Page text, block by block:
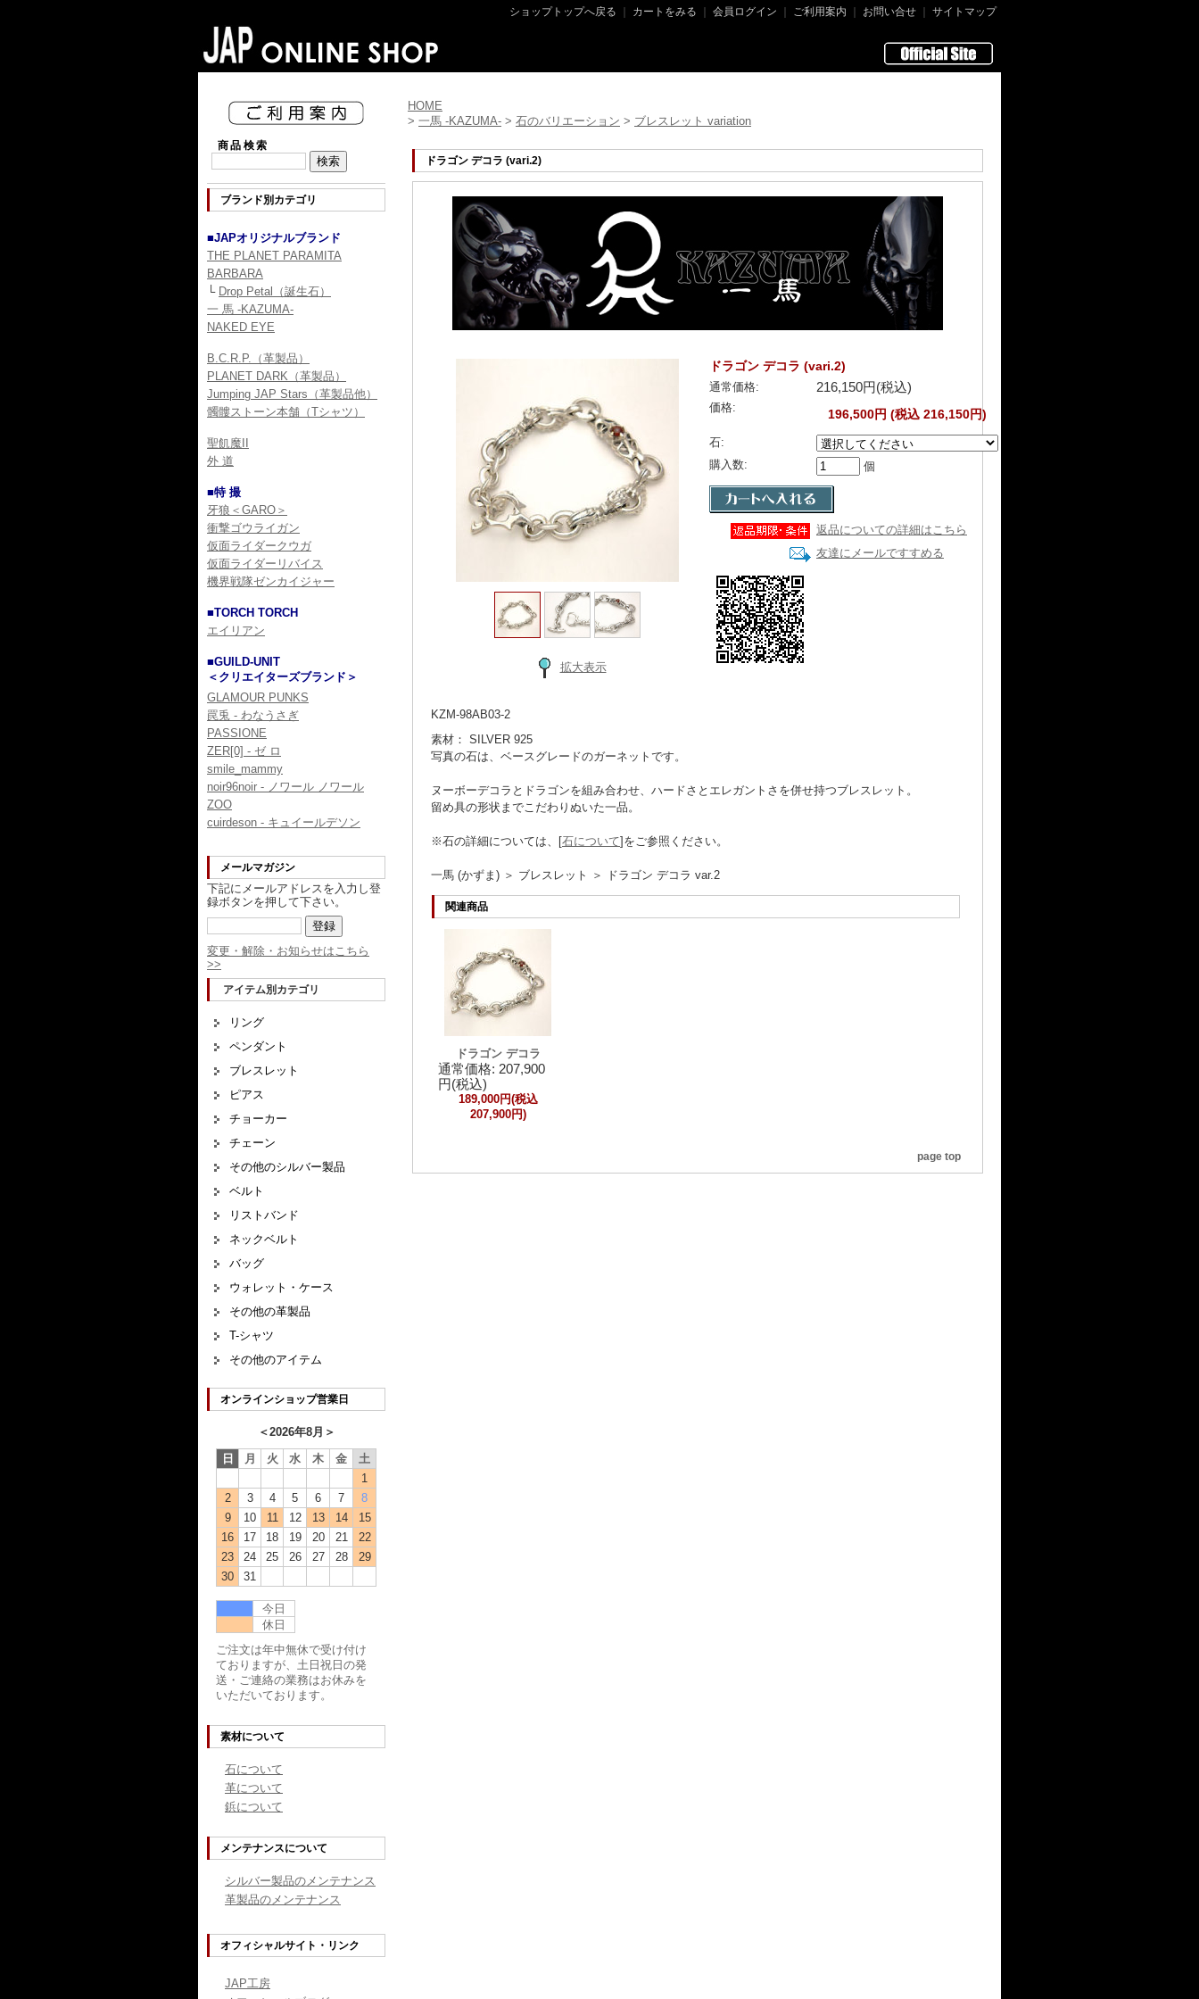
ショップトップへ戻る カートをみる 会員ログイン ご利用案内 お問い合せ サイトマップ
商品検索
ブランド別カテゴリ
■JAPオリジナルブランド
THE PLANET PARAMITA
BARBARA
└ Drop Petal（誕生石）
一 馬 -KAZUMA-
NAKED EYE
B.C.R.P.（革製品）
PLANET DARK（革製品）
Jumping JAP Stars（革製品他）
髑髏ストーン本舗（Tシャツ）
聖飢魔II
外 道
■特 撮
牙狼＜GARO＞
衝撃ゴウライガン
仮面ライダークウガ
仮面ライダーリバイス
機界戦隊ゼンカイジャー
■TORCH TORCH
エイリアン
■GUILD-UNIT
＜クリエイターズブランド＞
GLAMOUR PUNKS
罠兎 - わなうさぎ
PASSIONE
ZER[0] - ゼ ロ
smile_mammy
noir96noir - ノワール ノワール
ZOO
cuirdeson - キュイールデソン
メールマガジン
下記にメールアドレスを入力し登
録ボタンを押して下さい。
変更・解除・お知らせはこちら
>>
アイテム別カテゴリ
リング
ペンダント
ブレスレット
ピアス
チョーカー
チェーン
その他のシルバー製品
ベルト
リストバンド
ネックベルト
バッグ
ウォレット・ケース
その他の革製品
T-シャツ
その他のアイテム
オンラインショップ営業日
＜2026年8月 ＞
日
月 火 水 木 金
土
1
2
3 4 5 6 7
8
9
10 11 12 13 14
15
16
17 18 19 20 21
22
23
24 25 26 27 28
29
30
31
今日
休日
ご注文は年中無休で受け付け
ておりますが、土日祝日の発
送・ご連絡の業務はお休みを
いただいております。
素材について
石について
革について
鋲について
メンテナンスについて
シルバー製品のメンテナンス
革製品のメンテナンス
オフィシャルサイト・リンク
JAP工房
HOME
> 一馬 -KAZUMA- > 石のバリエーション > ブレスレット variation
ドラゴン デコラ (vari.2)
拡大表示
ドラゴン デコラ (vari.2)
通常価格: 216,150円(税込)
価格: 196,500円 (税込 216,150円)
石:
購入数:
個
返品についての詳細はこちら
友達にメールですすめる
KZM-98AB03-2
素材： SILVER 925
写真の石は、ベースグレードのガーネットです。
ヌーボーデコラとドラゴンを組み合わせ、ハードさとエレガントさを併せ持つブレスレット。
留め具の形状までこだわりぬいた一品。
※石の詳細については、[石について]をご参照ください。
一馬 (かずま) ＞ ブレスレット ＞ ドラゴン デコラ var.2
関連商品
ドラゴン デコラ
通常価格: 207,900
円(税込)
189,000円(税込
207,900円)
page top